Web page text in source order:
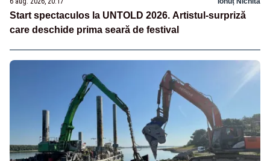
Start spectaculos la UNTOLD 2026. Artistul-surpriză
care deschide prima seară de festival